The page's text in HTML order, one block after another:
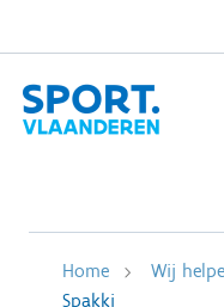
Home
Wij
Spakki